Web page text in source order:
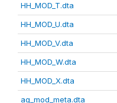
HH_MOD_T.dta
HH_MOD_U.dta
HH_MOD_V.dta
HH_MOD_W.dta
HH_MOD_X.dta
ag_mod_meta.dta